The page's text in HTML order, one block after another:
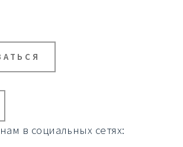
в социальных сетях: